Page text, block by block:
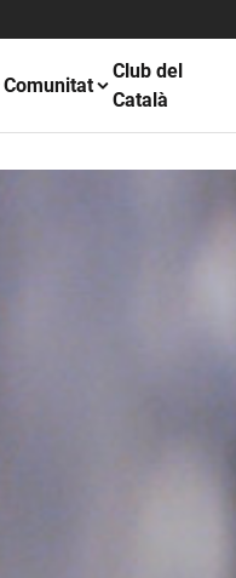
Comunitat
Club del
Català